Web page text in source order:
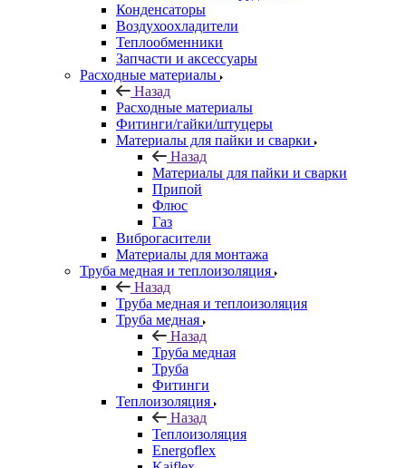
Конденсаторы
Воздухоохладители
Теплообменники
Запчасти и аксессуары
Расходные материалы
Назад
Расходные материалы
Фитинги/гайки/штуцеры
Материалы для пайки и сварки
Назад
Материалы для пайки и сварки
Припой
Флюс
Газ
Виброгасители
Материалы для монтажа
Труба медная и теплоизоляция
Назад
Труба медная и теплоизоляция
Труба медная
Назад
Труба медная
Труба
Фитинги
Теплоизоляция
Назад
Теплоизоляция
Energoflex